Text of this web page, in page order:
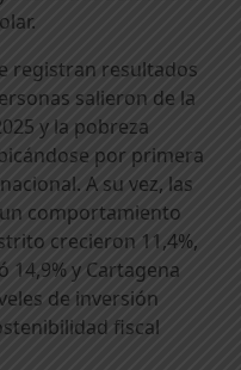
registran resultados
salieron de la
y la pobreza
por primera
A su vez, las
comportamiento
crecieron 11,4%,
y Cartagena
de inversión
fiscal